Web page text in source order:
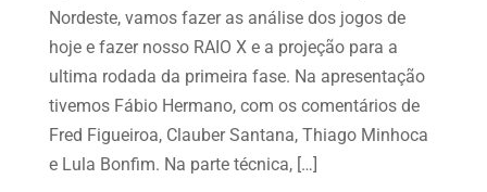
Nordeste, vamos fazer as análise dos jogos de
hoje e fazer nosso RAIO X e a projeção para a
ultima rodada da primeira fase. Na apresentação
tivemos Fábio Hermano, com os comentários de
Fred Figueiroa, Clauber Santana, Thiago Minhoca
e Lula Bonfim. Na parte técnica, […]